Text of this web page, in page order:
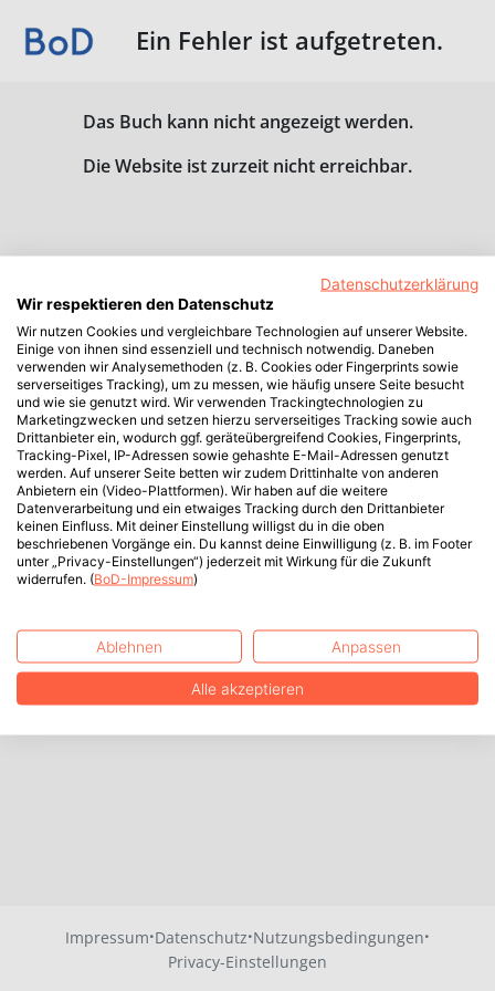
Ein Fehler ist aufgetreten.
Das Buch kann nicht angezeigt werden.
Die Website ist zurzeit nicht erreichbar.
Impressum·Datenschutz·Nutzungsbedingungen·
Privacy-Einstellungen
Datenschutzerklärung
Wir respektieren den Datenschutz
Wir nutzen Cookies und vergleichbare Technologien auf unserer Website.
Einige von ihnen sind essenziell und technisch notwendig. Daneben
verwenden wir Analysemethoden (z. B. Cookies oder Fingerprints sowie
serverseitiges Tracking), um zu messen, wie häufig unsere Seite besucht
und wie sie genutzt wird. Wir verwenden Trackingtechnologien zu
Marketingzwecken und setzen hierzu serverseitiges Tracking sowie auch
Drittanbieter ein, wodurch ggf. geräteübergreifend Cookies, Fingerprints,
Tracking-Pixel, IP-Adressen sowie gehashte E-Mail-Adressen genutzt
werden. Auf unserer Seite betten wir zudem Drittinhalte von anderen
Anbietern ein (Video-Plattformen). Wir haben auf die weitere
Datenverarbeitung und ein etwaiges Tracking durch den Drittanbieter
keinen Einfluss. Mit deiner Einstellung willigst du in die oben
beschriebenen Vorgänge ein. Du kannst deine Einwilligung (z. B. im Footer
unter „Privacy-Einstellungen“) jederzeit mit Wirkung für die Zukunft
widerrufen. (BoD-Impressum)
Ablehnen Anpassen
Alle akzeptieren